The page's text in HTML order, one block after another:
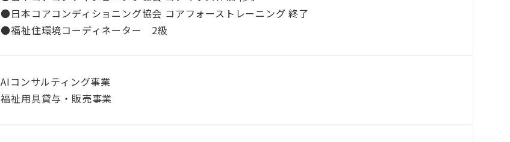
●日本コアコンディショニング協会 コアフォーストレーニング 終了
●福祉住環境コーディネーター 2級
AIコンサルティング事業
福祉用具貸与・販売事業